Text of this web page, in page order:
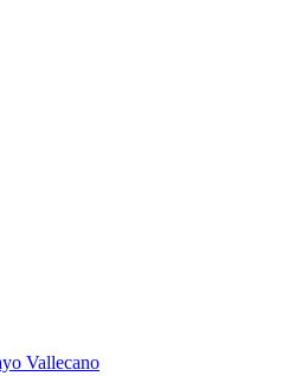
Vallecano